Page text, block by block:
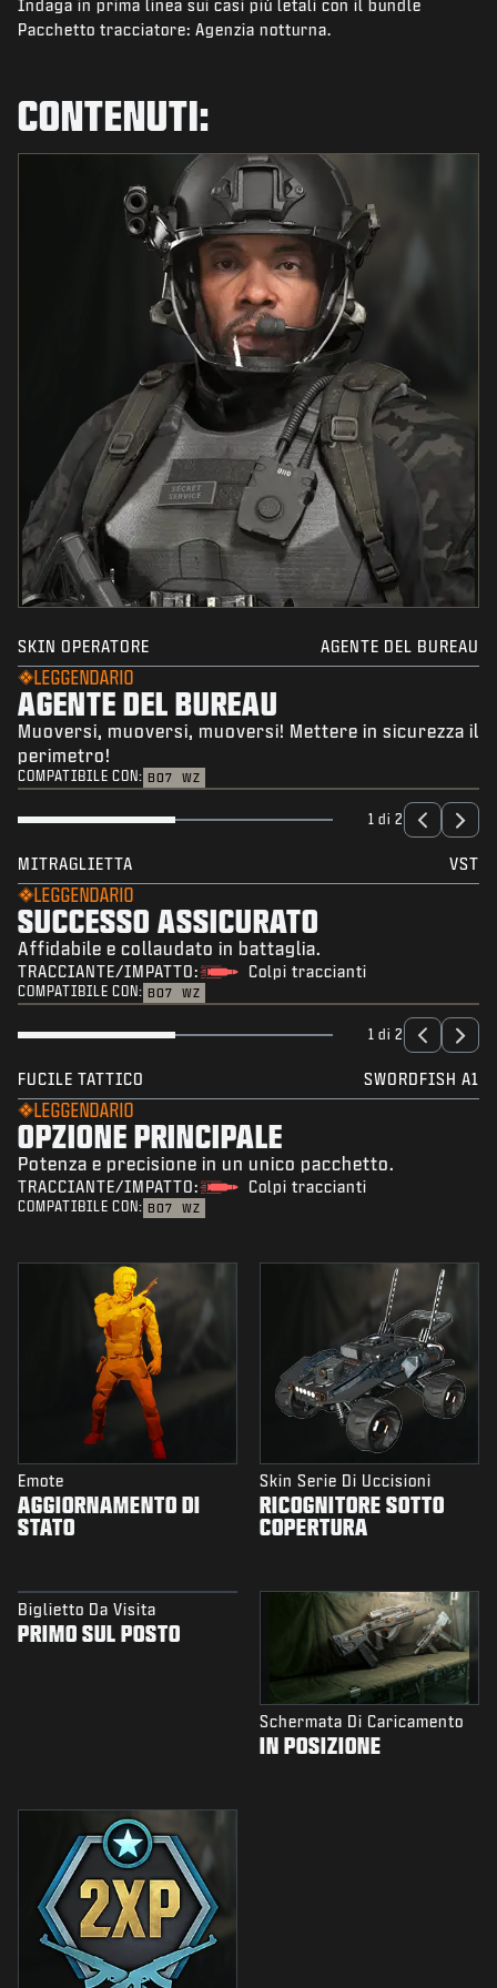
NOVITÀ
REGISTRATI
Indaga in prima linea sui casi più letali con il bundle
Pacchetto tracciatore: Agenzia notturna.
CONTENUTI:
SKIN OPERATORE AGENTE DEL BUREAU
LEGGENDARIO
AGENTE DEL BUREAU
Muoversi, muoversi, muoversi! Mettere in sicurezza il
perimetro!
COMPATIBILE CON: BO7 WZ
1 di 2
MITRAGLIETTA VST
LEGGENDARIO
SUCCESSO ASSICURATO
Affidabile e collaudato in battaglia.
TRACCIANTE/IMPATTO: Colpi traccianti
COMPATIBILE CON: BO7 WZ
1 di 2
FUCILE TATTICO SWORDFISH A1
LEGGENDARIO
OPZIONE PRINCIPALE
Potenza e precisione in un unico pacchetto.
TRACCIANTE/IMPATTO: Colpi traccianti
COMPATIBILE CON: BO7 WZ
Emote
AGGIORNAMENTO DI
STATO
Skin Serie Di Uccisioni
RICOGNITORE SOTTO
COPERTURA
Biglietto Da Visita
PRIMO SUL POSTO
Schermata Di Caricamento
IN POSIZIONE